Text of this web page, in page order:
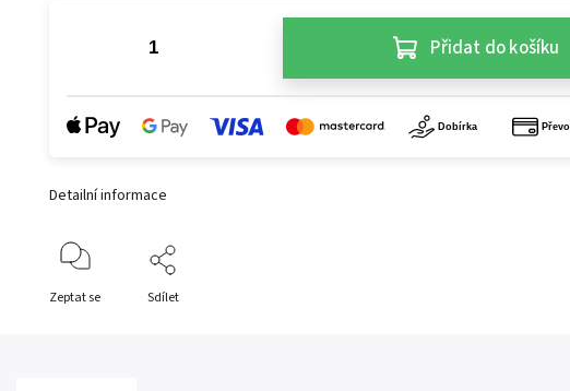
Přidat do košíku
Detailní informace
Zeptat se Sdílet